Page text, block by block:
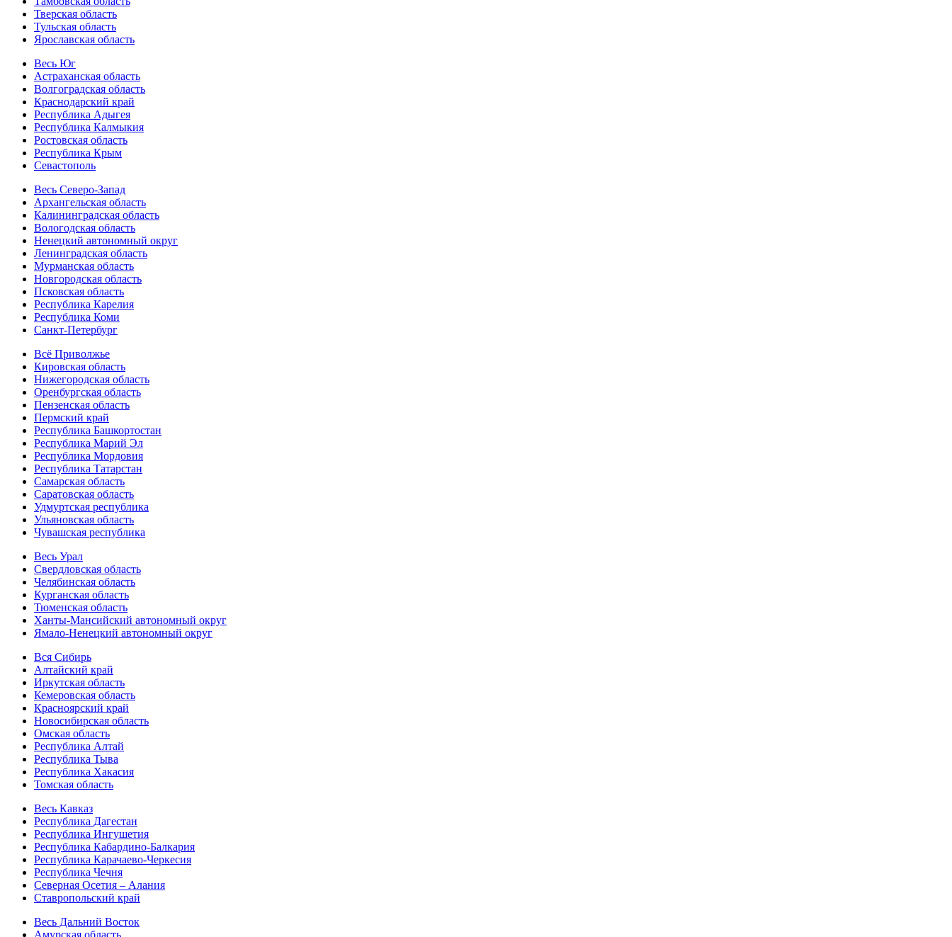
Тверская область
Тульская область
Ярославская область
Весь Юг
Астраханская область
Волгоградская область
Краснодарский край
Республика Адыгея
Республика Калмыкия
Ростовская область
Республика Крым
Севастополь
Весь Северо-Запад
Архангельская область
Калининградская область
Вологодская область
Ненецкий автономный округ
Ленинградская область
Мурманская область
Новгородская область
Псковская область
Республика Карелия
Республика Коми
Санкт-Петербург
Всё Приволжье
Кировская область
Нижегородская область
Оренбургская область
Пензенская область
Пермский край
Республика Башкортостан
Республика Марий Эл
Республика Мордовия
Республика Татарстан
Самарская область
Саратовская область
Удмуртская республика
Ульяновская область
Чувашская республика
Весь Урал
Свердловская область
Челябинская область
Курганская область
Тюменская область
Ханты-Мансийский автономный округ
Ямало-Ненецкий автономный округ
Вся Сибирь
Алтайский край
Иркутская область
Кемеровская область
Красноярский край
Новосибирская область
Омская область
Республика Алтай
Республика Тыва
Республика Хакасия
Томская область
Весь Кавказ
Республика Дагестан
Республика Ингушетия
Республика Кабардино-Балкария
Республика Карачаево-Черкесия
Республика Чечня
Северная Осетия – Алания
Ставропольский край
Весь Дальний Восток
Амурская область